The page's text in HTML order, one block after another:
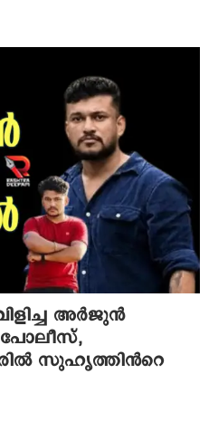
അർജുൻ
പോലീസ്,
സുഹൃത്തിൻറെ